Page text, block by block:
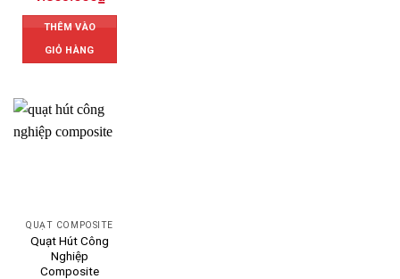
THÊM VÀO
GIỎ HÀNG
QUẠT COMPOSITE
Quạt Hút Công
Nghiệp
Composite